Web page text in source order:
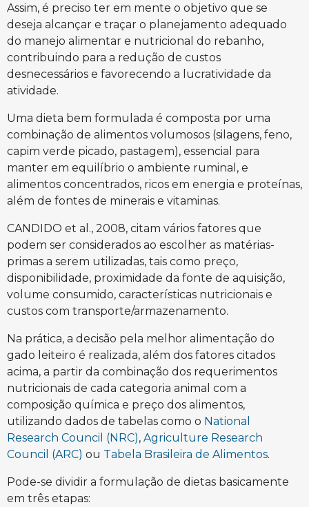
Assim, é preciso ter em mente o objetivo que se
deseja alcançar e traçar o planejamento adequado
do manejo alimentar e nutricional do rebanho,
contribuindo para a redução de custos
desnecessários e favorecendo a lucratividade da
atividade.
Uma dieta bem formulada é composta por uma
combinação de alimentos volumosos (silagens, feno,
capim verde picado, pastagem), essencial para
manter em equilíbrio o ambiente ruminal, e
alimentos concentrados, ricos em energia e proteínas,
além de fontes de minerais e vitaminas.
CANDIDO et al., 2008, citam vários fatores que
podem ser considerados ao escolher as matérias-
primas a serem utilizadas, tais como preço,
disponibilidade, proximidade da fonte de aquisição,
volume consumido, características nutricionais e
custos com transporte/armazenamento.
Na prática, a decisão pela melhor alimentação do
gado leiteiro é realizada, além dos fatores citados
acima, a partir da combinação dos requerimentos
nutricionais de cada categoria animal com a
composição química e preço dos alimentos,
utilizando dados de tabelas como o National
Research Council (NRC), Agriculture Research
Council (ARC) ou Tabela Brasileira de Alimentos.
Pode-se dividir a formulação de dietas basicamente
em três etapas: